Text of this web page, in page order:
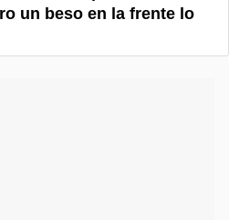
un beso en la frente lo